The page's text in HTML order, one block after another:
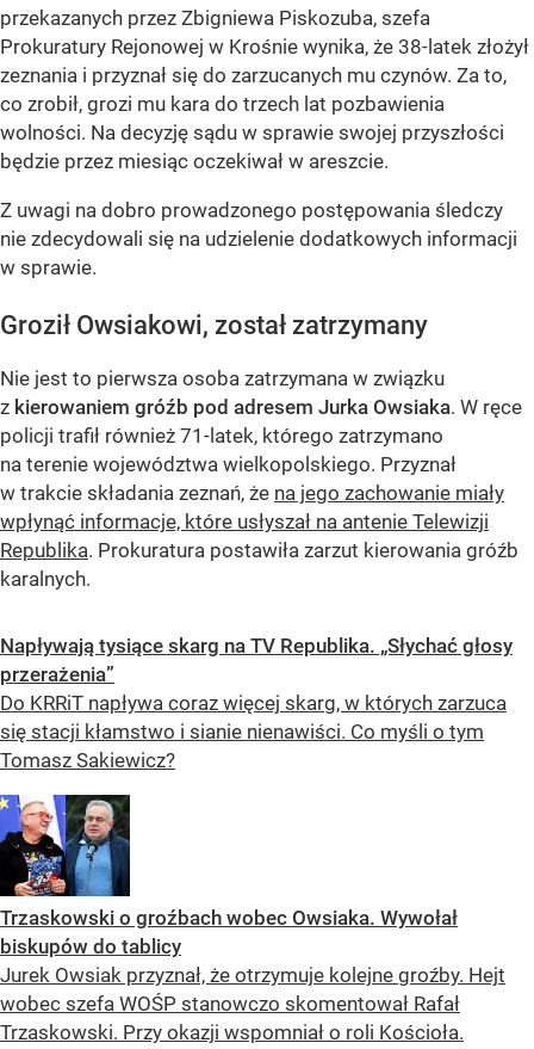
przekazanych przez Zbigniewa Piskozuba, szefa
Prokuratury Rejonowej w Krośnie wynika, że 38-latek złożył
zeznania i przyznał się do zarzucanych mu czynów. Za to,
co zrobił, grozi mu kara do trzech lat pozbawienia
wolności. Na decyzję sądu w sprawie swojej przyszłości
będzie przez miesiąc oczekiwał w areszcie.
Z uwagi na dobro prowadzonego postępowania śledczy
nie zdecydowali się na udzielenie dodatkowych informacji
w sprawie.
Groził Owsiakowi, został zatrzymany
Nie jest to pierwsza osoba zatrzymana w związku
z kierowaniem gróźb pod adresem Jurka Owsiaka. W ręce
policji trafił również 71-latek, którego zatrzymano
na terenie województwa wielkopolskiego. Przyznał
w trakcie składania zeznań, że na jego zachowanie miały
wpłynąć informacje, które usłyszał na antenie Telewizji
Republika. Prokuratura postawiła zarzut kierowania gróźb
karalnych.
Napływają tysiące skarg na TV Republika. „Słychać głosy
przerażenia”
Do KRRiT napływa coraz więcej skarg, w których zarzuca
się stacji kłamstwo i sianie nienawiści. Co myśli o tym
Tomasz Sakiewicz?
Trzaskowski o groźbach wobec Owsiaka. Wywołał
biskupów do tablicy
Jurek Owsiak przyznał, że otrzymuje kolejne groźby. Hejt
wobec szefa WOŚP stanowczo skomentował Rafał
Trzaskowski. Przy okazji wspomniał o roli Kościoła.